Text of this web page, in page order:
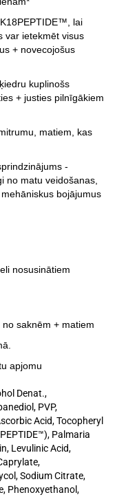
lai
var ietekmēt visus
+ novecojošus
kuplinošs
+ justies pilnīgākiem
matiem, kas
-
no matu veidošanas,
bojājumus
nosusinātiem
saknēm + matiem
apjomu
Denat.,
PVP,
Acid, Tocopheryl
Palmaria
Levulinic Acid,
Sodium Citrate,
Phenoxyethanol,